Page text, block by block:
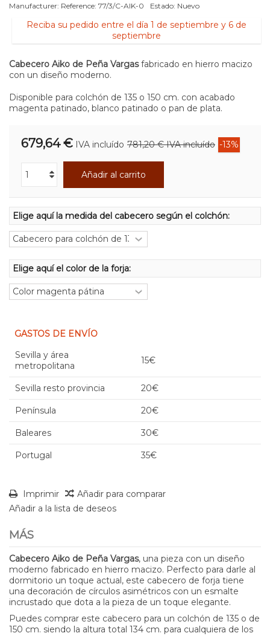
Manufacturer: Reference: 77/3/C-AIK-0 Estado: Nuevo
Reciba su pedido entre el día 1 de septiembre y 6 de
septiembre
Cabecero Aiko de Peña Vargasfabricado en hierro macizo
con un diseño moderno.
Disponible para colchón de 135 o 150 cm. con acabado
magenta patinado, blanco patinado o pan de plata.
679,64 € IVA incluído 781,20 €IVA incluído -13%
Añadir al carrito
Elige aquí la medida del cabecero según el colchón:
Elige aquí el color de la forja:
GASTOS DE ENVÍO
Sevilla y área
metropolitana
15€
Sevilla resto provincia 20€
Península 20€
Baleares 30€
Portugal 35€
Imprimir
Añadir para comparar
Añadir a la lista de deseos
MÁS
Cabecero Aiko de Peña Vargas, una pieza con un diseño
moderno fabricado en hierro macizo. Perfecto para darle al
dormitorio un toque actual, este cabecero de forja tiene
una decoración de círculos asimétricos con un esmalte
incrustado que dota a la pieza de un toque elegante.
Puedes comprar este cabecero para un colchón de 135 o de
150 cm. siendo la altura total 134 cm. para cualquiera de los